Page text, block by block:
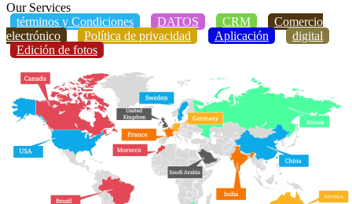
Our Services
términos y Condiciones
DATOS CRM
Comercio
electrónico
Política de privacidad Aplicación
digital
Edición de fotos